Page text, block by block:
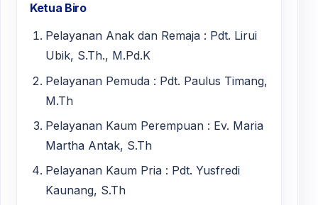
Ketua Biro
Pelayanan Anak dan Remaja : Pdt. Lirui
Ubik, S.Th., M.Pd.K
Pelayanan Pemuda : Pdt. Paulus Timang,
M.Th
Pelayanan Kaum Perempuan : Ev. Maria
Martha Antak, S.Th
Pelayanan Kaum Pria : Pdt. Yusfredi
Kaunang, S.Th